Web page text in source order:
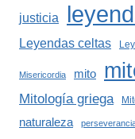
justicia
Leyendas celtas
Misericordia mito
Mitología griega
naturaleza